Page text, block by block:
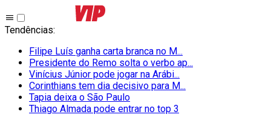
Tendências:
Filipe Luís ganha carta branca no M...
Presidente do Remo solta o verbo ap...
Vinícius Júnior pode jogar na Arábi...
Corinthians tem dia decisivo para M...
Tapia deixa o São Paulo
Thiago Almada pode entrar no top 3